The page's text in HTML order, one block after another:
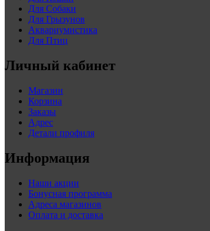
Для Собаки
Для Грызунов
Аквариумистика
Для Птиц
Личный кабинет
Магазин
Корзина
Заказы
Адрес
Детали профиля
Информация
Наши акции
Бонусная программа
Адреса магазинов
Оплата и доставка